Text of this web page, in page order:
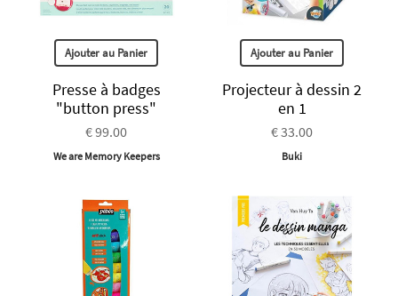
Ajouter au Panier
Presse à badges
"button press"
€ 99.00
We are Memory Keepers
Ajouter au Panier
Projecteur à dessin 2
en 1
€ 33.00
Buki